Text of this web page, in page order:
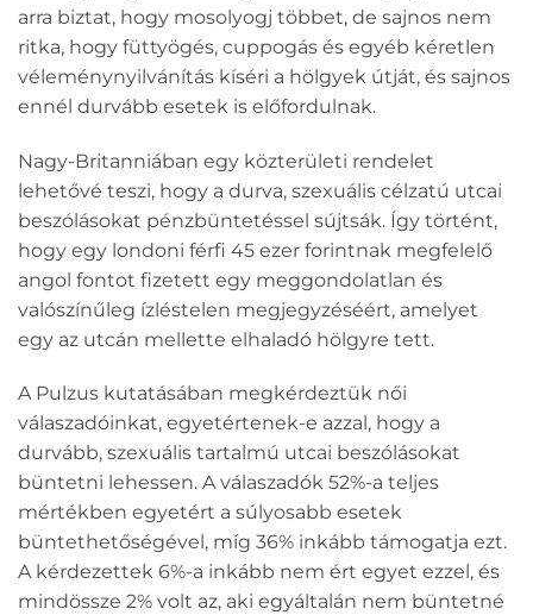
arra biztat, hogy mosolyogj többet, de sajnos nem
ritka, hogy füttyögés, cuppogás és egyéb kéretlen
véleménynyilvánítás kíséri a hölgyek útját, és sajnos
ennél durvább esetek is előfordulnak.
Nagy-Britanniában egy közterületi rendelet
lehetővé teszi, hogy a durva, szexuális célzatú utcai
beszólásokat pénzbüntetéssel sújtsák. Így történt,
hogy egy londoni férfi 45 ezer forintnak megfelelő
angol fontot fizetett egy meggondolatlan és
valószínűleg ízléstelen megjegyzéséért, amelyet
egy az utcán mellette elhaladó hölgyre tett.
A Pulzus kutatásában megkérdeztük női
válaszadóinkat, egyetértenek-e azzal, hogy a
durvább, szexuális tartalmú utcai beszólásokat
büntetni lehessen. A válaszadók 52%-a teljes
mértékben egyetért a súlyosabb esetek
büntethetőségével, míg 36% inkább támogatja ezt.
A kérdezettek 6%-a inkább nem ért egyet ezzel, és
mindössze 2% volt az, aki egyáltalán nem büntetné